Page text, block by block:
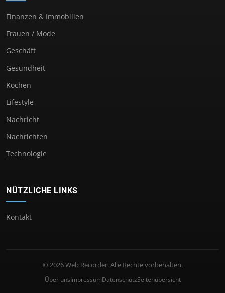
Finanzen & Immobilien
Frauen / Mode
Geschäft
Gesundheit
Kochen
Lifestyle
Nachricht
Nachrichten
Technologie
NÜTZLICHE LINKS
Kontakt
© 2026 Web Recorder. Alle Rechte vorbehalten.
Über unsImpressumDatenschutzSeitenübersicht